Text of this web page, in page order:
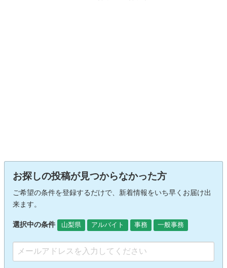
お探しの投稿が見つからなかった方
ご希望の条件を登録するだけで、新着情報をいち早くお届け出
来ます。
選択中の条件 山梨県 アルバイト 事務 一般事務